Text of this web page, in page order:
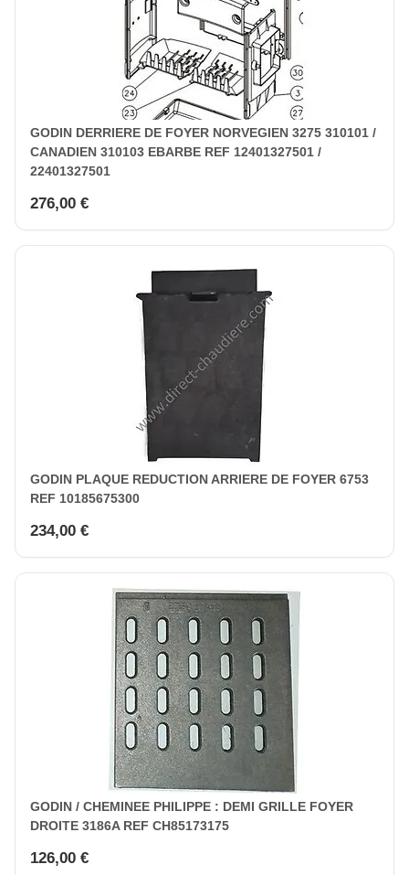
GODIN DERRIERE DE FOYER NORVEGIEN 3275 310101 /
CANADIEN 310103 EBARBE REF 12401327501 /
22401327501
276,00 €
GODIN PLAQUE REDUCTION ARRIERE DE FOYER 6753
REF 10185675300
234,00 €
GODIN / CHEMINEE PHILIPPE : DEMI GRILLE FOYER
DROITE 3186A REF CH85173175
126,00 €